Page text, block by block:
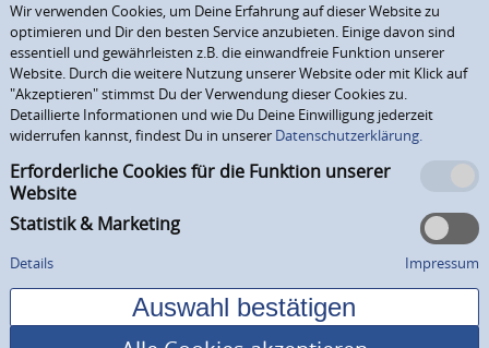
Wir verwenden Cookies, um Deine Erfahrung auf dieser Website zu
optimieren und Dir den besten Service anzubieten. Einige davon sind
essentiell und gewährleisten z.B. die einwandfreie Funktion unserer
Website. Durch die weitere Nutzung unserer Website oder mit Klick auf
"Akzeptieren" stimmst Du der Verwendung dieser Cookies zu.
Detaillierte Informationen und wie Du Deine Einwilligung jederzeit
widerrufen kannst, findest Du in unserer Datenschutzerklärung.
Erforderliche Cookies für die Funktion unserer
Website
Statistik & Marketing
Details Impressum